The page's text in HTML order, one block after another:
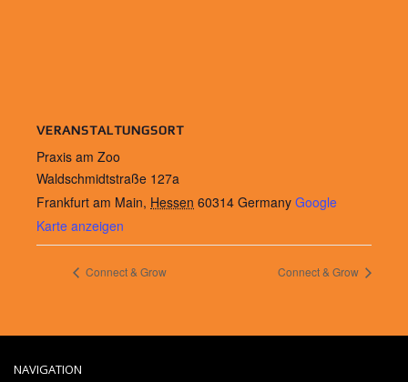
VERANSTALTUNGSORT
Praxis am Zoo
Waldschmidtstraße 127a
Frankfurt am Main, Hessen 60314 Germany Google
Karte anzeigen
Connect & Grow Connect & Grow
NAVIGATION